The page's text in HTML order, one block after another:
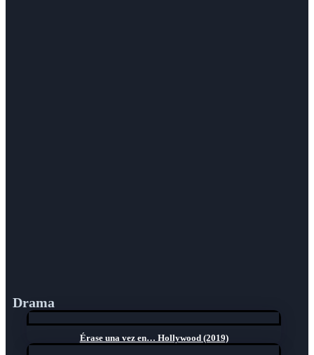
Drama
Érase una vez en… Hollywood (2019)